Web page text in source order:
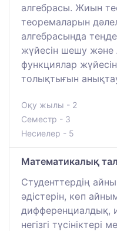
алгебрасы. Жиын
теоремаларын
алгебрасында
жүйесін шешу және
функциялар
толықтығын
Оқу жылы - 2
Семестр - 3
Несиелер - 5
Математикалық
Студенттердің
әдістерін, көп
дифференциалдық,
негізгі түсініктері